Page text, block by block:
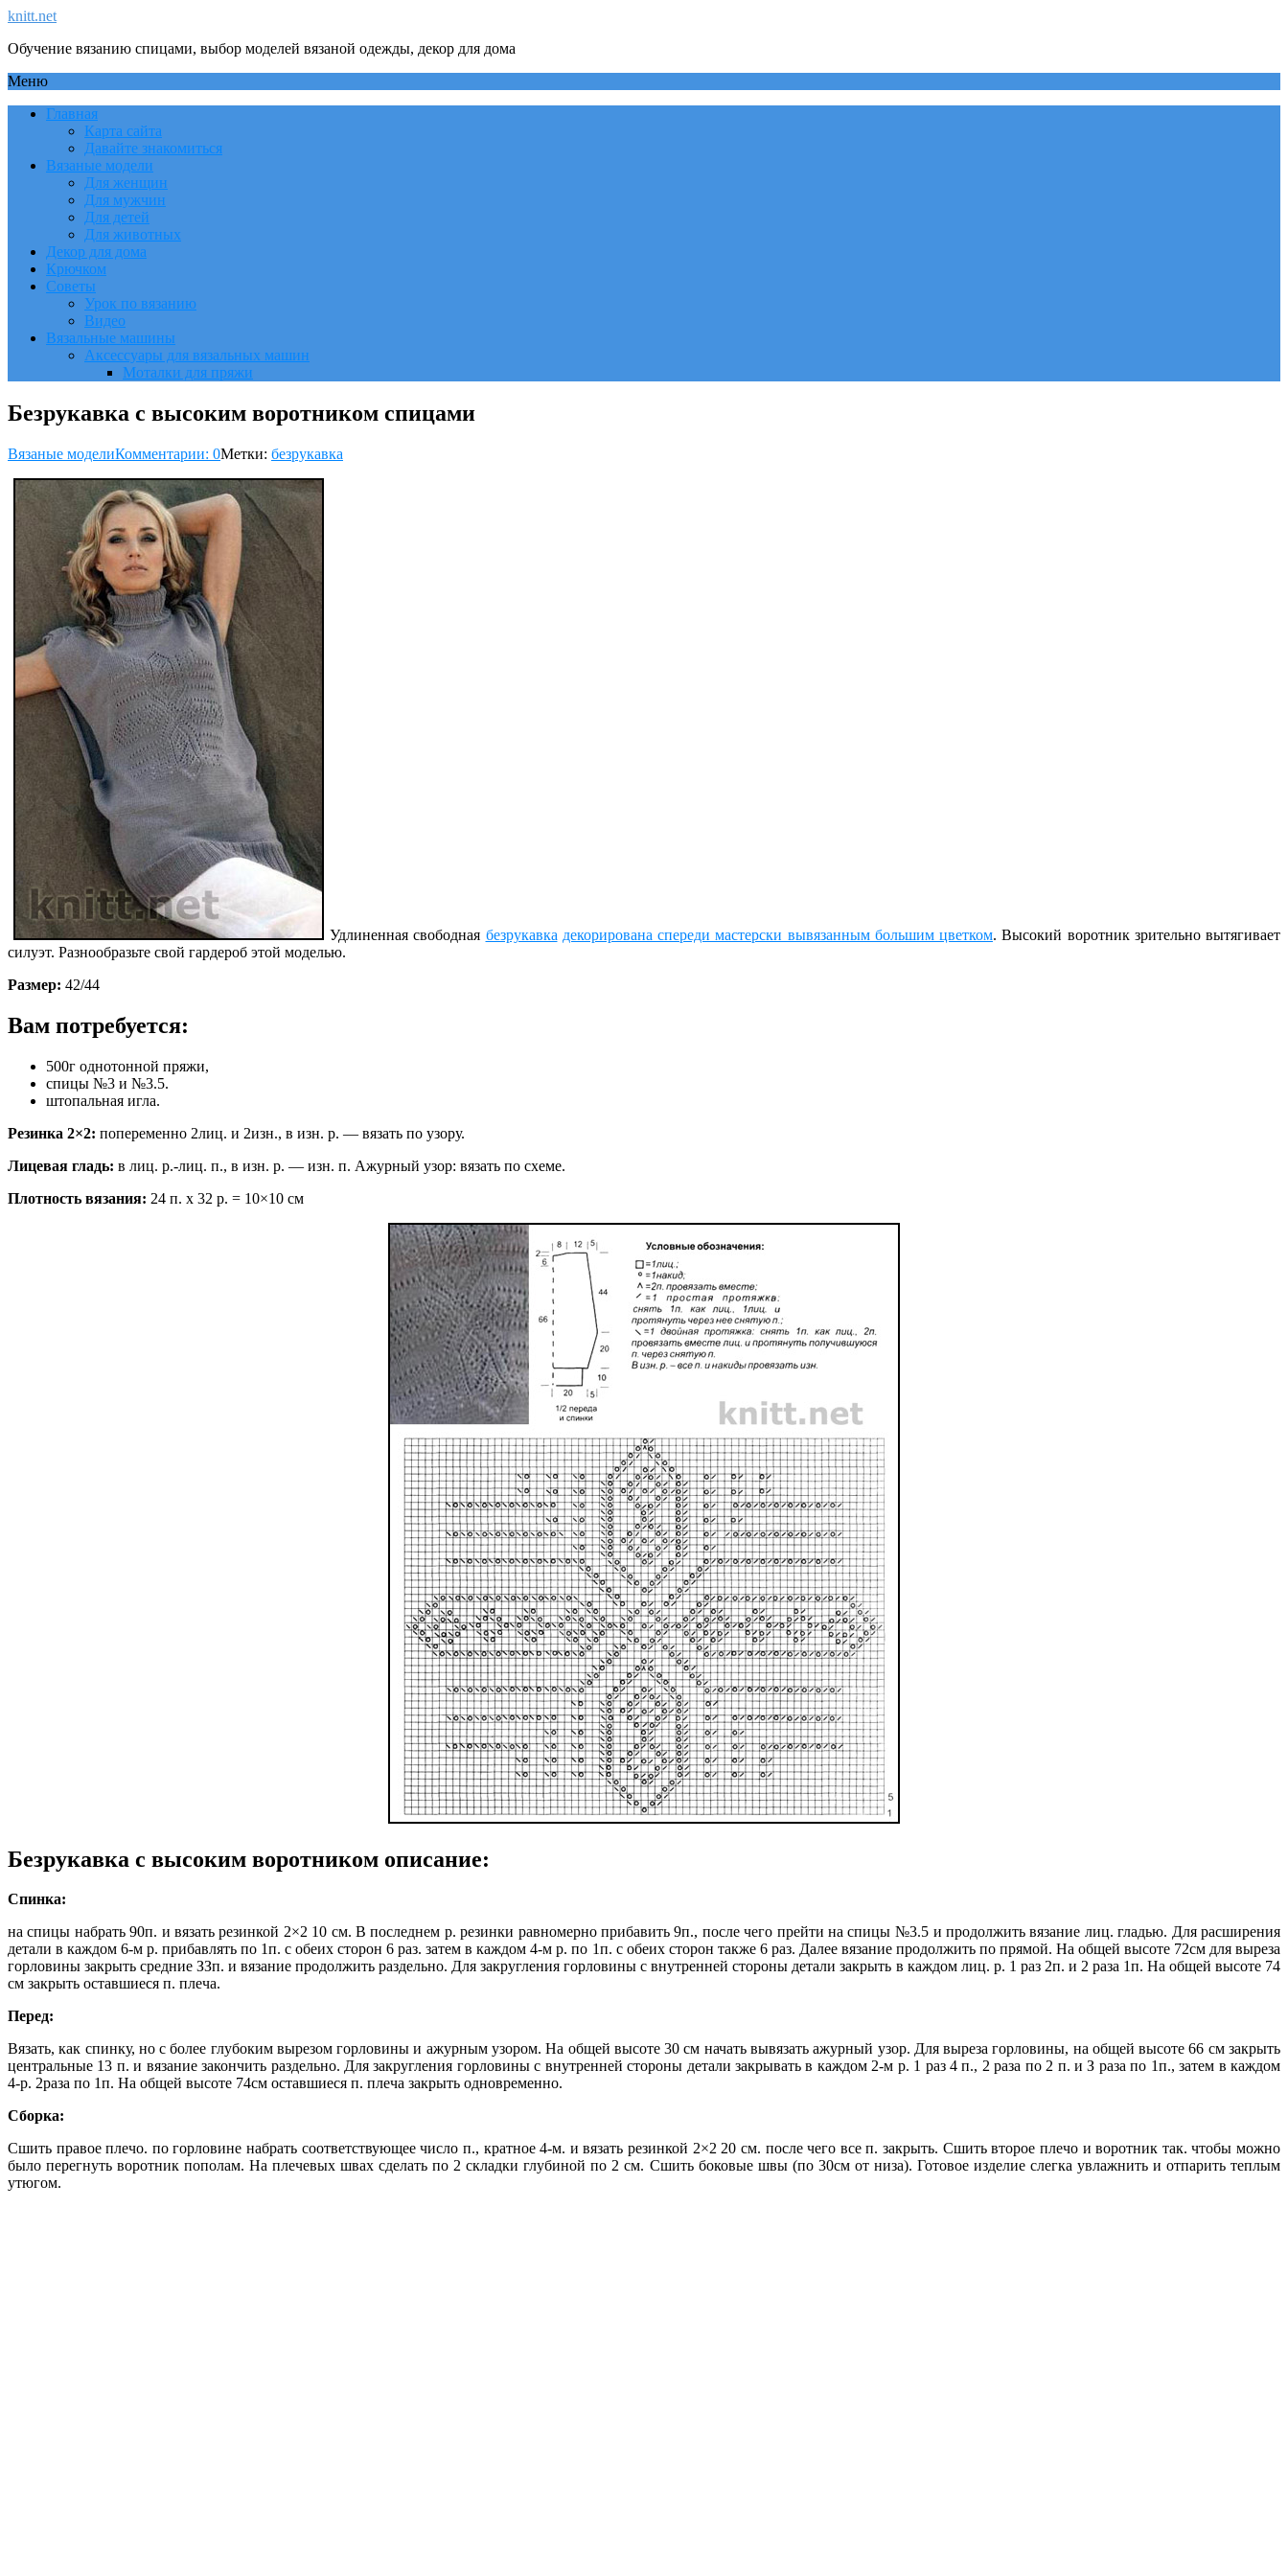
knitt.net
Обучение вязанию спицами, выбор моделей вязаной одежды, декор для дома
Меню
Главная
Карта сайта
Давайте знакомиться
Вязаные модели
Для женщин
Для мужчин
Для детей
Для животных
Декор для дома
Крючком
Советы
Урок по вязанию
Видео
Вязальные машины
Аксессуары для вязальных машин
Моталки для пряжи
Безрукавка с высоким воротником спицами
Вязаные моделиКомментарии: 0Метки: безрукавка
Удлиненная свободная безрукавка декорирована спереди мастерски вывязанным большим цветком. Высокий воротник зрительно вытягивает
силуэт. Разнообразьте свой гардероб этой моделью.
Размер: 42/44
Вам потребуется:
500г однотонной пряжи,
спицы №3 и №3.5.
штопальная игла.
Резинка 2×2: попеременно 2лиц. и 2изн., в изн. р. — вязать по узору.
Лицевая гладь: в лиц. р.-лиц. п., в изн. р. — изн. п. Ажурный узор: вязать по схеме.
Плотность вязания: 24 п. х 32 р. = 10×10 см
Безрукавка с высоким воротником описание:
Спинка:
на спицы набрать 90п. и вязать резинкой 2×2 10 см. В последнем р. резинки равномерно прибавить 9п., после чего прейти на спицы №3.5 и продолжить вязание лиц. гладью. Для расширения
детали в каждом 6-м р. прибавлять по 1п. с обеих сторон 6 раз. затем в каждом 4-м р. по 1п. с обеих сторон также 6 раз. Далее вязание продолжить по прямой. На общей высоте 72см для выреза
горловины закрыть средние ЗЗп. и вязание продолжить раздельно. Для закругления горловины с внутренней стороны детали закрыть в каждом лиц. р. 1 раз 2п. и 2 раза 1п. На общей высоте 74
см закрыть оставшиеся п. плеча.
Перед:
Вязать, как спинку, но с более глубоким вырезом горловины и ажурным узором. На общей высоте 30 см начать вывязать ажурный узор. Для выреза горловины, на общей высоте 66 см закрыть
центральные 13 п. и вязание закончить раздельно. Для закругления горловины с внутренней стороны детали закрывать в каждом 2-м р. 1 раз 4 п., 2 раза по 2 п. и З раза по 1п., затем в каждом
4-р. 2раза по 1п. На общей высоте 74см оставшиеся п. плеча закрыть одновременно.
Сборка:
Сшить правое плечо. по горловине набрать соответствующее число п., кратное 4-м. и вязать резинкой 2×2 20 см. после чего все п. закрыть. Сшить второе плечо и воротник так. чтобы можно
было перегнуть воротник пополам. На плечевых швах сделать по 2 складки глубиной по 2 см. Сшить боковые швы (по 30см от низа). Готовое изделие слегка увлажнить и отпарить теплым
утюгом.